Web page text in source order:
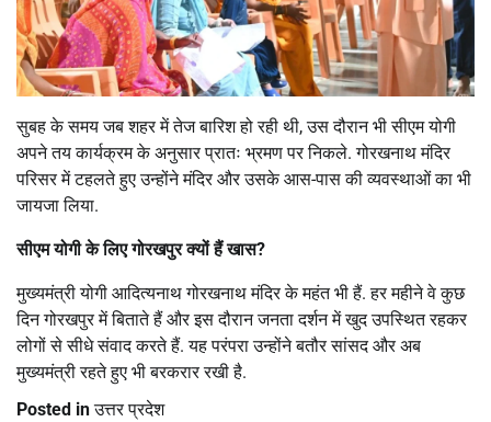
सुबह के समय जब शहर में तेज बारिश हो रही थी, उस दौरान भी सीएम योगी
अपने तय कार्यक्रम के अनुसार प्रातः भ्रमण पर निकले. गोरखनाथ मंदिर
परिसर में टहलते हुए उन्होंने मंदिर और उसके आस-पास की व्यवस्थाओं का भी
जायजा लिया.
सीएम योगी के लिए गोरखपुर क्यों हैं खास?
मुख्यमंत्री योगी आदित्यनाथ गोरखनाथ मंदिर के महंत भी हैं. हर महीने वे कुछ
दिन गोरखपुर में बिताते हैं और इस दौरान जनता दर्शन में खुद उपस्थित रहकर
लोगों से सीधे संवाद करते हैं. यह परंपरा उन्होंने बतौर सांसद और अब
मुख्यमंत्री रहते हुए भी बरकरार रखी है.
Posted inउत्तर प्रदेश